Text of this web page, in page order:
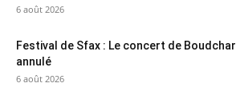
6 août 2026
Festival de Sfax : Le concert de Boudchar
annulé
6 août 2026